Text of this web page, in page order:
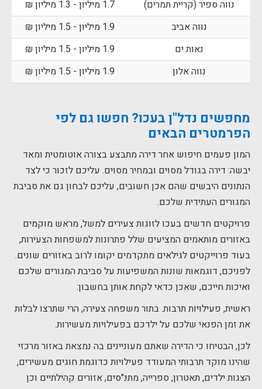
נווה ספיר (קריית תמרים)
1.7 מיליון - 1.3 מיליון ₪
נווה אביב
1.9 מיליון - 1.5 מיליון ₪
נאות ים
1.9 מיליון - 1.5 מיליון ₪
נווה אלון
1.9 מיליון - 1.5 מיליון ₪
מחפשים נדל"ן בעכו? חפשו גם לפי
הפרמטרים הבאים
המון פעמים חיפוש אחר דירה מתבצע בצורה אוטומטית ומאד
יבשה: דירה בגודל מסוים ובמחיר מסוים. עליכם לזכור כי לצד
הנתונים היבשים שהם אכן חשובים, עליכם לבחון גם את סביבת
המגורים העתידית שלכם.
פרויקטים חדשים בעכו לזוגות צעירים למשל, מראש מוקמים
באזורים מותאמים המציעים שלל פתרונות למשפחות הצעירות,
בעוד פרוייקטים לגילאים מתקדמים יקומו לרוב באזורים שונים.
לפניכם, דוגמאות שונות המשפיעות על סביבת המגורים שלכם
ואיכות חייכם, שאכן כדאי לקחת אותן בחשבון:
ראשית, פעילויות תרבות. בתור משפחה צעירה, הרי שתרצו לבלות
את זמן הפנאי שלכם על ילדכם בפעילויות מעשירות.
לכן, הבטיחו כי הדירה שאתם מעוניינים בה נמצאת באזור מרכזי
שהינו מוקד תרבותי המעודד פעילויות כדוגמת חוגים מעשירים,
הצגות ילדים, תאטרון, ספרייה, מתנ"סים, אזורים קהילתיים וכן